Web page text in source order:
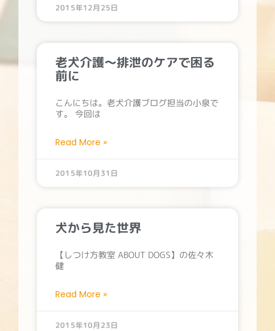
2015年12月25日
老犬介護～排泄のケアで困る
前に
こんにちは。老犬介護ブログ担当の小泉で
す。 今回は
Read More »
2015年10月31日
犬から見た世界
【しつけ方教室 ABOUT DOGS】の佐々木
健
Read More »
2015年10月23日